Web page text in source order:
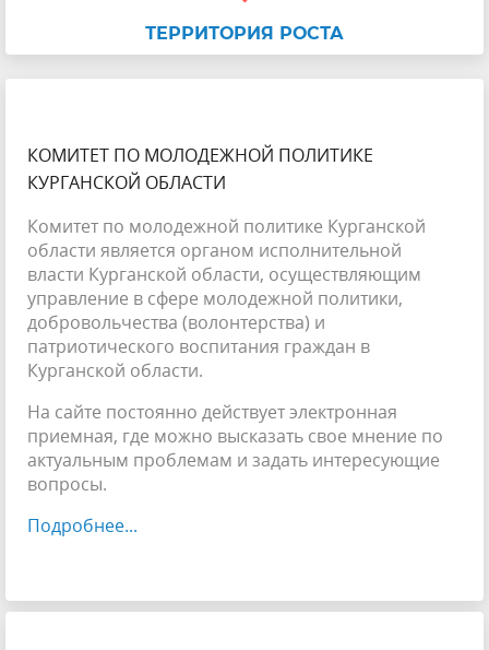
ТЕРРИТОРИЯ РОСТА
КОМИТЕТ ПО МОЛОДЕЖНОЙ ПОЛИТИКЕ
КУРГАНСКОЙ ОБЛАСТИ
Комитет по молодежной политике Курганской
области является органом исполнительной
власти Курганской области, осуществляющим
управление в сфере молодежной политики,
добровольчества (волонтерства) и
патриотического воспитания граждан в
Курганской области.
На сайте постоянно действует электронная
приемная, где можно высказать свое мнение по
актуальным проблемам и задать интересующие
вопросы.
Подробнее...